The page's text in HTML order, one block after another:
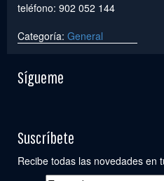
teléfono: 902 052 144
Categoría: General
Sígueme
Suscríbete
Recibe todas las novedades en